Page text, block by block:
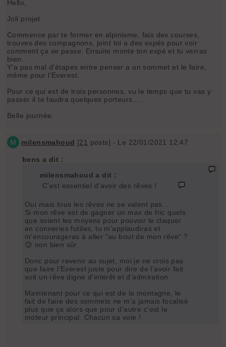
Hello,
Joli projet.
Commence par te former en alpinisme, fais des courses,
trouves des compagnons, joint toi a des expés pour voir
comment ça se passe. Ensuite monte ton expé et tu verras
bien.
Y'a pas mal d'étapes entre penser a un sommet et le faire,
même pour l'Everest.
Pour ce qui est de trois personnes, vu le temps que tu vas y
passer il te faudra quelques porteurs.....
Belle journée.
M milensmahoud [21 posts] - Le 22/01/2021 12:47
bens a dit :
milensmahoud a dit :
C'est essentiel d'avoir des rêves !
Oui mais tous les rêves ne se valent pas...
Si mon rêve est de gagner un max de fric quels
que soient les moyens pour pouvoir le claquer
en conneries futiles, tu m'applaudiras et
m'encourageras à aller "au bout de mon rêve" ?
😉 non bien sûr.
Donc pour revenir au sujet, moi je ne crois pas
que faire l'Everest juste pour dire de l'avoir fait
soit un rêve digne d'intérêt et d'admiration.
Maintenant pour ce qui est de la montagne, le
fait de faire des sommets ne m'a jamais focalisé
plus que ça alors que pour d'autre c'est le
moteur principal. Chacun sa voie !